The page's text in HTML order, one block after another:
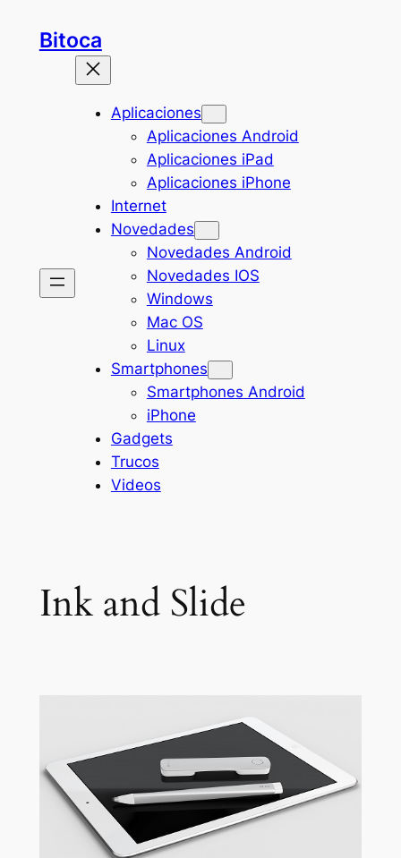
Bitoca
Aplicaciones
Aplicaciones Android
Aplicaciones iPad
Aplicaciones iPhone
Internet
Novedades
Novedades Android
Novedades IOS
Windows
Mac OS
Linux
Smartphones
Smartphones Android
iPhone
Gadgets
Trucos
Videos
Ink and Slide